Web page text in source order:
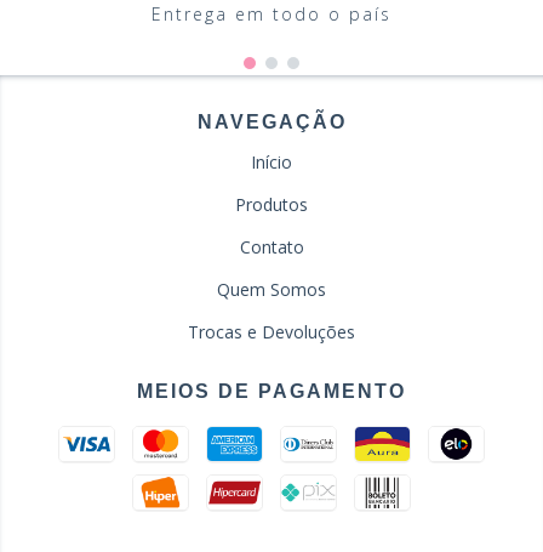
Entrega em todo o país
NAVEGAÇÃO
Início
Produtos
Contato
Quem Somos
Trocas e Devoluções
MEIOS DE PAGAMENTO